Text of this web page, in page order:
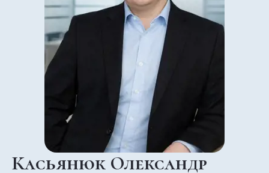
Касьянюк Олександр